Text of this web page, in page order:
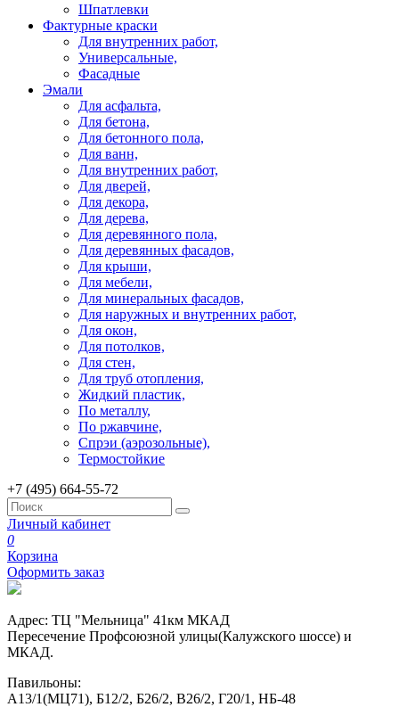
Шпатлевки
Фактурные краски
Для внутренних работ,
Универсальные,
Фасадные
Эмали
Для асфальта,
Для бетона,
Для бетонного пола,
Для ванн,
Для внутренних работ,
Для дверей,
Для декора,
Для дерева,
Для деревянного пола,
Для деревянных фасадов,
Для крыши,
Для мебели,
Для минеральных фасадов,
Для наружных и внутренних работ,
Для окон,
Для потолков,
Для стен,
Для труб отопления,
Жидкий пластик,
По металлу,
По ржавчине,
Спрэи (аэрозольные),
Термостойкие
+7 (495) 664-55-72
Личный кабинет
0
Корзина
Оформить заказ
Адрес: ТЦ "Мельница" 41км МКАД
Пересечение Профсоюзной улицы(Калужского шоссе) и
МКАД.
Павильоны:
А13/1(МЦ71), Б12/2, Б26/2, В26/2, Г20/1, НБ-48